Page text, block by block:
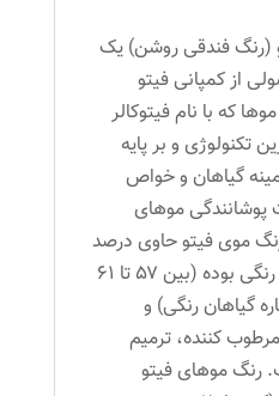
شماره 5 فیتو (رنگ فندقی روشن) یک
از کمپانی فیتو
که با نام فیتوکالر
تکنولوژی و بر پایه
گیاهان و خواص‌
پوشانندگی موهای
موی فیتو حاوی درصد
بالایی از عصاره گیاهان رنگی بوده (بین ۵۷ تا ۶۱
گیاهان رنگی) و
کننده، ترمیم
رنگ موهای فیتو